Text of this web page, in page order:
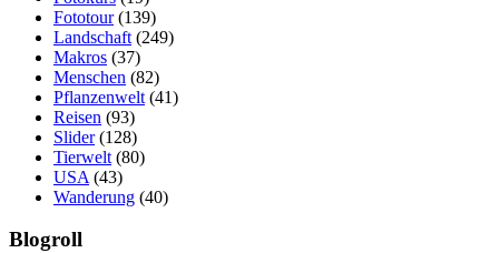
Fototour(139)
Landschaft (249)
Makros (37)
Menschen (82)
Pflanzenwelt (41)
Reisen (93)
Slider(128)
Tierwelt (80)
USA (43)
Wanderung (40)
Blogroll